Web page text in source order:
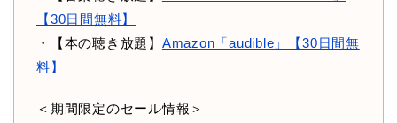
【30日間無料】
・【本の聴き放題】 Amazon「audible」【30日間無
料】
＜期間限定のセール情報＞